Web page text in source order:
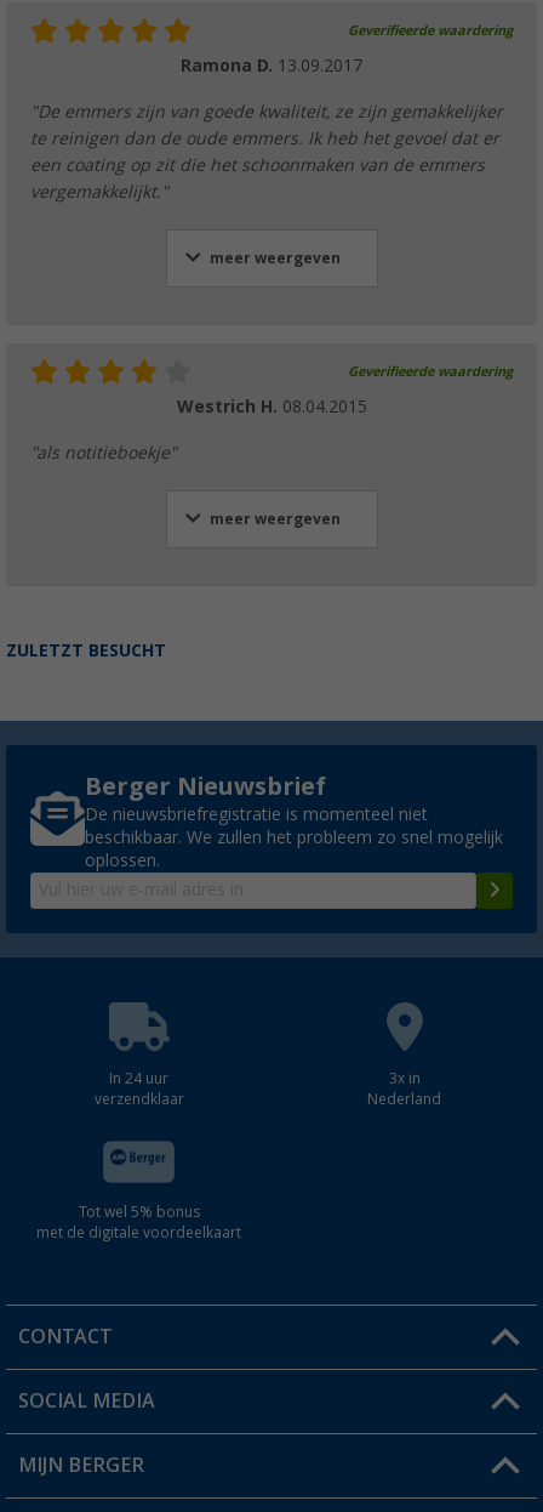
Geverifieerde waardering
Ramona D. 13.09.2017
"De emmers zijn van goede kwaliteit, ze zijn gemakkelijker
te reinigen dan de oude emmers. Ik heb het gevoel dat er
een coating op zit die het schoonmaken van de emmers
vergemakkelijkt."
meer weergeven
Geverifieerde waardering
Westrich H. 08.04.2015
"als notitieboekje"
meer weergeven
ZULETZT BESUCHT
Berger Nieuwsbrief
De nieuwsbriefregistratie is momenteel niet
beschikbaar. We zullen het probleem zo snel mogelijk
oplossen.
In 24 uur
verzendklaar
3x in
Nederland
Tot wel 5% bonus
met de digitale voordeelkaart
CONTACT
Een vraag?
Winkel vinden
SOCIAL MEDIA
MIJN BERGER